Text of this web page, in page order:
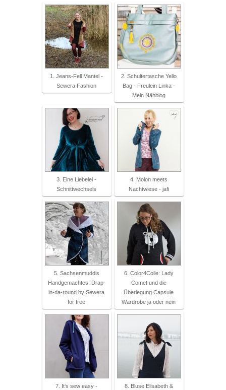
1. Jeans-Fell Mantel -
Sewera Fashion
2. Schultertasche Yello
Bag - Freulein Linka -
Mein Nähblog
3. Eine Liebelei -
Schnittwechsels
4. Molon meets
Nachtwiese - jafi
5. Sachsenmuddis
Handgemachtes: Drap-
in-da-round by Sewera
for free
6. Color4Colle: Lady
Comet und die
Überlegung Capsule
Wardrobe ja oder nein
7. It‘s sew easy - 8. Bluse Elisabeth &